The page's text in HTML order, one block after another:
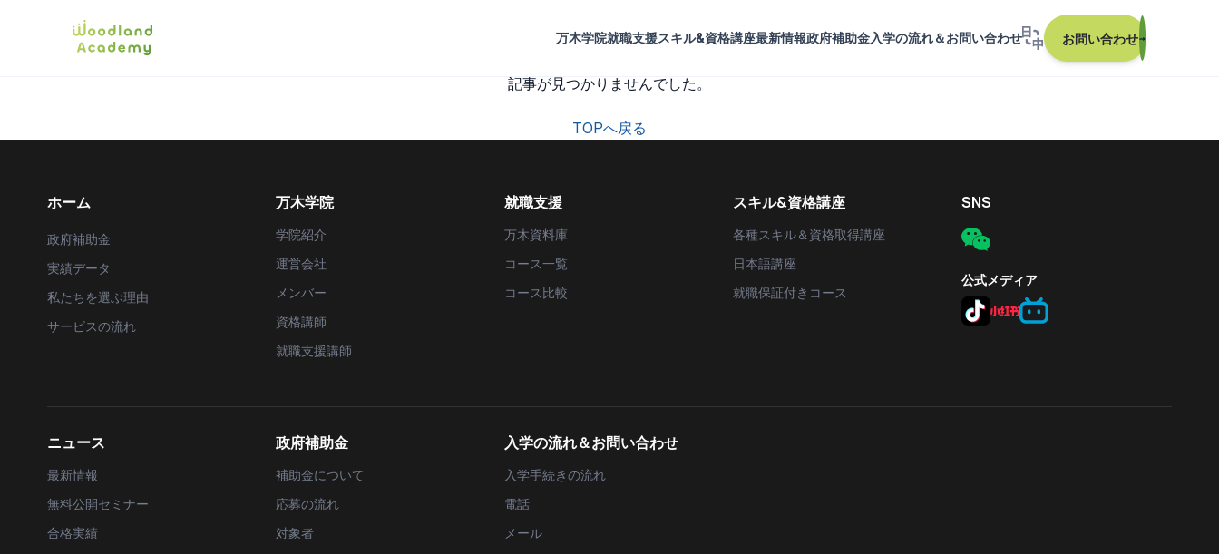
万木学院就職支援スキル&資格講座最新情報政府補助金入学の流れ＆お問い合わせ お問い合わせ→
記事が見つかりませんでした。
TOPへ戻る
ホーム
政府補助金
実績データ
私たちを選ぶ理由
サービスの流れ
万木学院
学院紹介
運営会社
メンバー
資格講師
就職支援講師
就職支援
万木資料庫
コース一覧
コース比較
スキル&資格講座
各種スキル＆資格取得講座
日本語講座
就職保証付きコース
SNS
公式メディア
ニュース
最新情報
無料公開セミナー
合格実績
政府補助金
補助金について
応募の流れ
対象者
入学の流れ＆お問い合わせ
入学手続きの流れ
電話
メール